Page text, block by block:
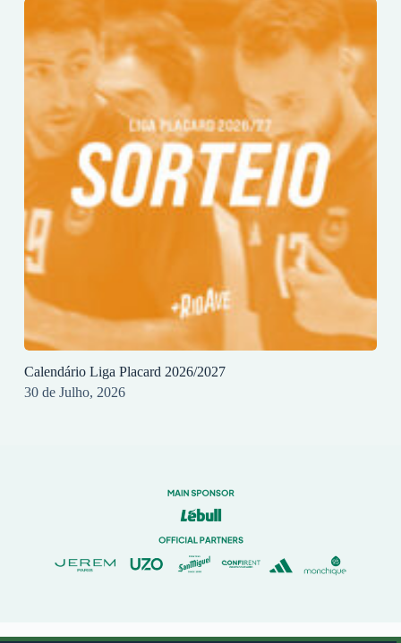
Calendário Liga Placard 2026/2027
30 de Julho, 2026